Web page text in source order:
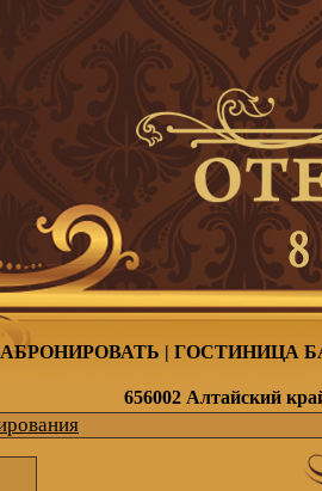
| ГОСТИНИЦА
656002 Алтайский